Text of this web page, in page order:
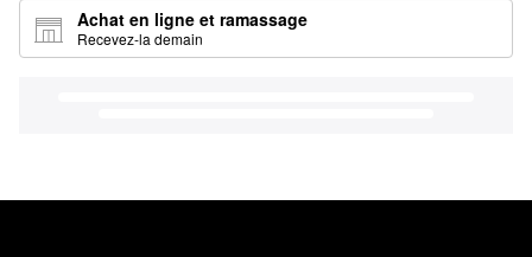
Achat en ligne et ramassage
Recevez-la demain